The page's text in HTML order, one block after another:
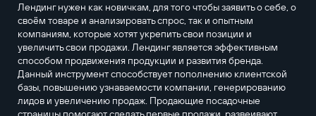
Лендинг нужен как новичкам, для того чтобы заявить о себе, о
своём товаре и анализировать спрос, так и опытным
компаниям, которые хотят укрепить свои позиции и
увеличить свои продажи. Лендинг является эффективным
способом продвижения продукции и развития бренда.
Данный инструмент способствует пополнению клиентской
базы, повышению узнаваемости компании, генерированию
лидов и увеличению продаж. Продающие посадочные